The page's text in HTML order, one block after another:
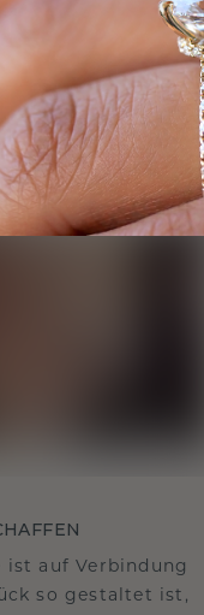
ist auf Verbindung
so gestaltet ist,